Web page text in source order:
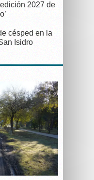
2027 de
césped en la
Isidro